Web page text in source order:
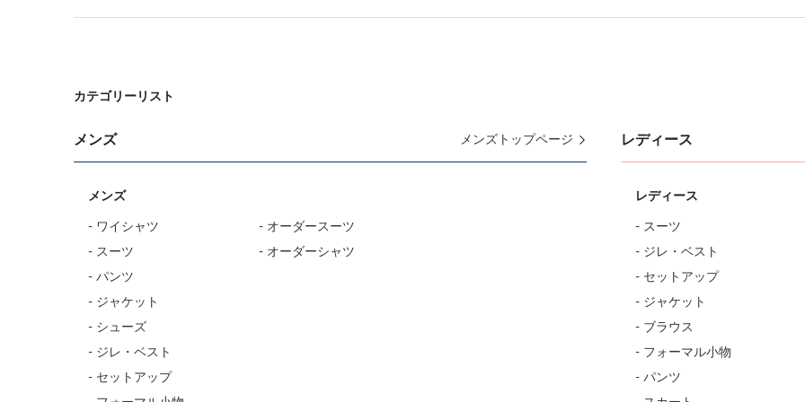
カテゴリーリスト
メンズ メンズトップページ
メンズ
- ワイシャツ
- スーツ
- パンツ
- ジャケット
- シューズ
- ジレ・ベスト
- セットアップ
- オーダースーツ
- オーダーシャツ
レディース
レディース
- スーツ
- ジレ・ベスト
- セットアップ
- ジャケット
- ブラウス
- フォーマル小物
- パンツ